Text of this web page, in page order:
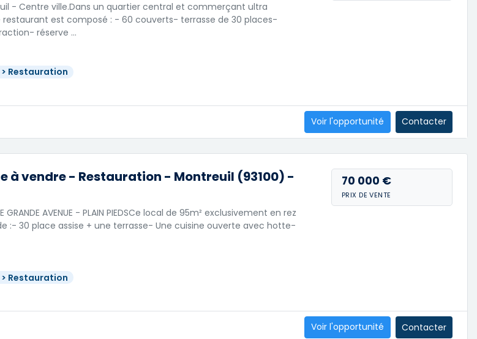
- Centre ville.Dans un quartier central et commerçant ultra
restaurant est composé : - 60 couverts- terrasse de 30 places-
réserve …
Restauration
Voir l'opportunité Contacter
à vendre - Restauration - Montreuil (93100) -
GRANDE AVENUE - PLAIN PIEDSCe local de 95m² exclusivement en rez
:- 30 place assise + une terrasse- Une cuisine ouverte avec hotte-
Restauration
70 000 €
PRIX DE VENTE
Voir l'opportunité Contacter